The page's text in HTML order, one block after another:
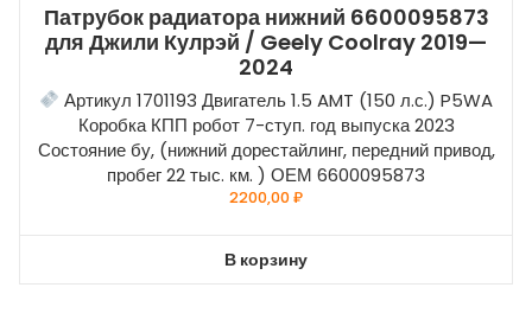
Патрубок радиатора нижний 6600095873
для Джили Кулрэй / Geely Coolray 2019—
2024
Артикул 1701193 Двигатель 1.5 AMT (150 л.с.) P5WA
Коробка КПП робот 7-ступ. год выпуска 2023
Состояние бу, (нижний дорестайлинг, передний привод,
пробег 22 тыс. км. ) ОЕМ 6600095873
2200,00₽
В корзину